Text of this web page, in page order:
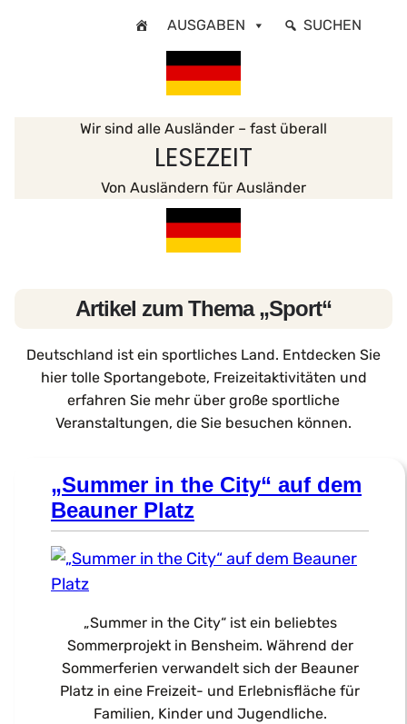
AUSGABEN SUCHEN
Wir sind alle Ausländer – fast überall
LESEZEIT
Von Ausländern für Ausländer
Artikel zum Thema „Sport“
Deutschland ist ein sportliches Land. Entdecken Sie
hier tolle Sportangebote, Freizeitaktivitäten und
erfahren Sie mehr über große sportliche
Veranstaltungen, die Sie besuchen können.
„Summer in the City“ auf dem
Beauner Platz
„Summer in the City“ ist ein beliebtes
Sommerprojekt in Bensheim. Während der
Sommerferien verwandelt sich der Beauner
Platz in eine Freizeit- und Erlebnisfläche für
Familien, Kinder und Jugendliche.